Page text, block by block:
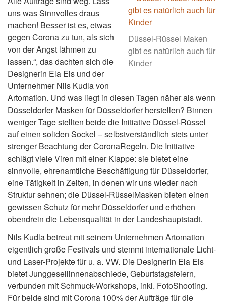
Düssel-Rüssel Maken
gibt es natürlich auch für
Kinder
uns was Sinnvolles draus
machen! Besser ist es, etwas
gegen Corona zu tun, als sich
von der Angst lähmen zu
lassen.“, das dachten sich die
Designerin Ela Eis und der
Unternehmer Nils Kudla von
Artomation. Und was liegt in diesen Tagen näher als wenn
Düsseldorfer Masken für Düsseldorfer herstellen? Binnen
weniger Tage stellten beide die Initiative Düssel-Rüssel
auf einen soliden Sockel – selbstverständlich stets unter
strenger Beachtung der CoronaRegeln. Die Initiative
schlägt viele Viren mit einer Klappe: sie bietet eine
sinnvolle, ehrenamtliche Beschäftigung für Düsseldorfer,
eine Tätigkeit in Zeiten, in denen wir uns wieder nach
Struktur sehnen; die Düssel-RüsselMasken bieten einen
gewissen Schutz für mehr Düsseldorfer und erhöhen
obendrein die Lebensqualität in der Landeshauptstadt.
Nils Kudla betreut mit seinem Unternehmen Artomation
eigentlich große Festivals und stemmt internationale Licht-
und Laser-Projekte für u. a. VW. Die Designerin Ela Eis
bietet Junggesellinnenabschiede, Geburtstagsfeiern,
verbunden mit Schmuck-Workshops, inkl. FotoShooting.
Für beide sind mit Corona 100% der Aufträge für die